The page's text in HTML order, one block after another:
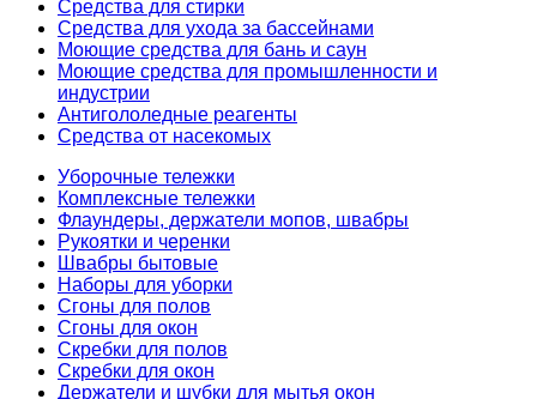
Средства для стирки
Средства для ухода за бассейнами
Моющие средства для бань и саун
Моющие средства для промышленности и
индустрии
Антигололедные реагенты
Средства от насекомых
Уборочные тележки
Комплексные тележки
Флаундеры, держатели мопов, швабры
Рукоятки и черенки
Швабры бытовые
Наборы для уборки
Сгоны для полов
Сгоны для окон
Скребки для полов
Скребки для окон
Держатели и шубки для мытья окон